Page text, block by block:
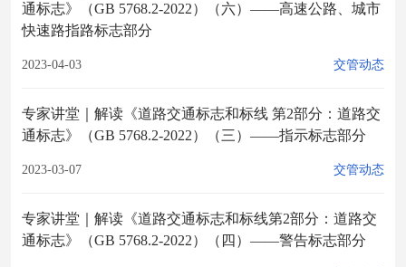
通标志》（GB 5768.2-2022）（六）——高速公路、城市
快速路指路标志部分
2023-04-03 交管动态
专家讲堂｜解读《道路交通标志和标线 第2部分：道路交
通标志》（GB 5768.2-2022）（三）——指示标志部分
2023-03-07 交管动态
专家讲堂｜解读《道路交通标志和标线第2部分：道路交
通标志》（GB 5768.2-2022）（四）——警告标志部分